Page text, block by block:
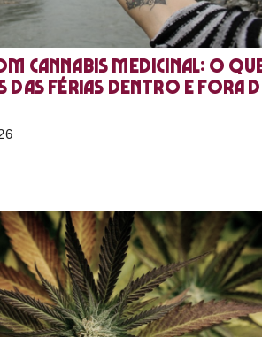
cannabis medicinal: o
das férias dentro e fora